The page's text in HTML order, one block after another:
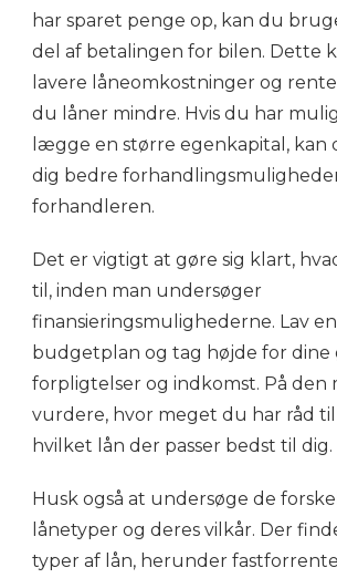
har sparet penge op, kan du
del af betalingen for bilen. Dette
lavere låneomkostninger og
du låner mindre. Hvis du har
lægge en større egenkapital, kan
dig bedre
forhandleren.
Det er vigtigt at gøre sig klart,
til, inden man undersøger
finansieringsmulighederne. Lav
budgetplan og tag højde for dine
forpligtelser og indkomst. På den
vurdere, hvor meget du har råd
hvilket lån der passer bedst til dig.
Husk også at undersøge de
lånetyper og deres vilkår. Der
typer af lån, herunder